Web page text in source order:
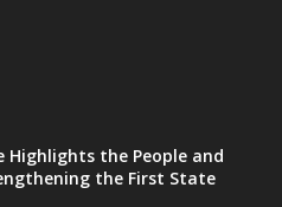
Highlights the People and
the First State